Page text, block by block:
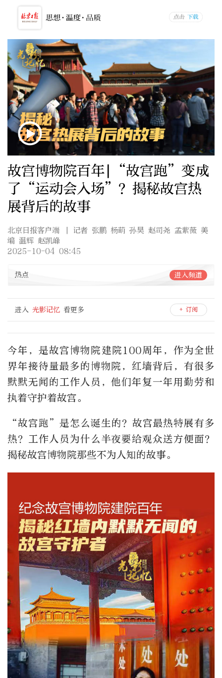
故宫博物院百年|“故宫跑”变成
了“运动会入场”？揭秘故宫热
展背后的故事
北京日报客户端
| 记者 张鹏 杨萌 孙昊 赵司尧 孟紫薇 美
编 温辉 赵凯峰
2025-10-04 08:45
热点 进入频道
进入 光影记忆 看更多 + 订阅
今年，是故宫博物院建院100周年，作为全世
界年接待量最多的博物院，红墙背后，有很多
默默无闻的工作人员，他们年复一年用勤劳和
执着守护着故宫。
“故宫跑”是怎么诞生的？故宫最热特展有多
热？工作人员为什么半夜要给观众送方便面？
揭秘故宫博物院那些不为人知的故事。